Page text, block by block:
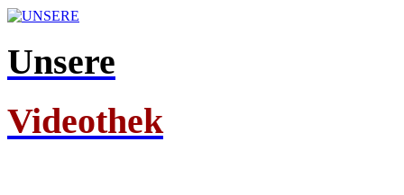
Unsere
Videothek